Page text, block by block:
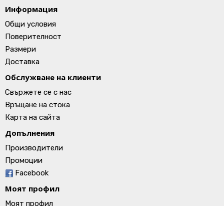
Информация
Общи условия
Поверителност
Размери
Доставка
Обслужване на клиенти
Свържете се с нас
Връщане на стока
Карта на сайта
Допълнения
Производители
Промоции
Facebook
Моят профил
Моят профил